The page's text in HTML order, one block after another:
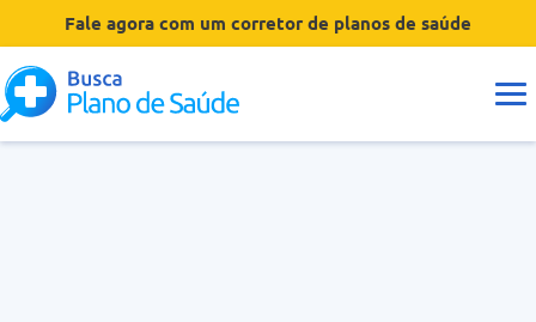
Fale agora com um corretor de planos de saúde